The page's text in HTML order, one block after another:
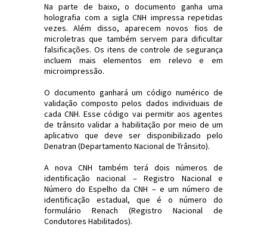
Na parte de baixo, o documento ganha uma
holografia com a sigla CNH impressa repetidas
vezes. Além disso, aparecem novos fios de
microletras que também servem para dificultar
falsificações. Os itens de controle de segurança
incluem mais elementos em relevo e em
microimpressão.
O documento ganhará um código numérico de
validação composto pelos dados individuais de
cada CNH. Esse código vai permitir aos agentes
de trânsito validar a habilitação por meio de um
aplicativo que deve ser disponibilizado pelo
Denatran (Departamento Nacional de Trânsito).
A nova CNH também terá dois números de
identificação nacional – Registro Nacional e
Número do Espelho da CNH – e um número de
identificação estadual, que é o número do
formulário Renach (Registro Nacional de
Condutores Habilitados).